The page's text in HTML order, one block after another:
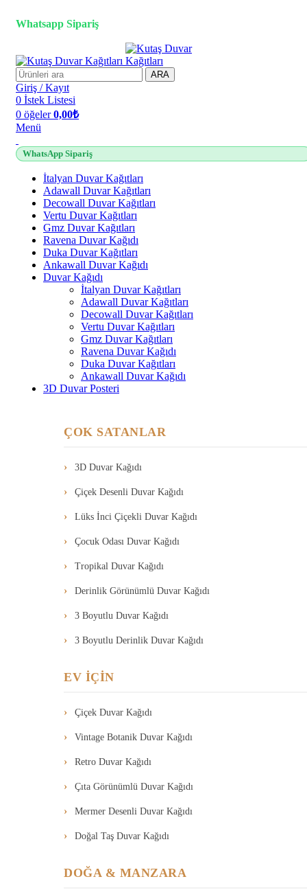
Whatsapp Sipariş
ARA
Giriş / Kayıt
0 İstek Listesi
0 öğeler 0,00₺
Menü
WhatsApp Sipariş
İtalyan Duvar Kağıtları
Adawall Duvar Kağıtları
Decowall Duvar Kağıtları
Vertu Duvar Kağıtları
Gmz Duvar Kağıtları
Ravena Duvar Kağıdı
Duka Duvar Kağıtları
Ankawall Duvar Kağıdı
Duvar Kağıdı
İtalyan Duvar Kağıtları
Adawall Duvar Kağıtları
Decowall Duvar Kağıtları
Vertu Duvar Kağıtları
Gmz Duvar Kağıtları
Ravena Duvar Kağıdı
Duka Duvar Kağıtları
Ankawall Duvar Kağıdı
3D Duvar Posteri
ÇOK SATANLAR
3D Duvar Kağıdı
Çiçek Desenli Duvar Kağıdı
Lüks İnci Çiçekli Duvar Kağıdı
Çocuk Odası Duvar Kağıdı
Tropikal Duvar Kağıdı
Derinlik Görünümlü Duvar Kağıdı
3 Boyutlu Duvar Kağıdı
3 Boyutlu Derinlik Duvar Kağıdı
EV İÇİN
Çiçek Duvar Kağıdı
Vintage Botanik Duvar Kağıdı
Retro Duvar Kağıdı
Çıta Görünümlü Duvar Kağıdı
Mermer Desenli Duvar Kağıdı
Doğal Taş Duvar Kağıdı
DOĞA & MANZARA